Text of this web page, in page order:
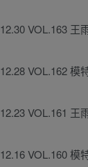
VOL.163 王
VOL.162 模
VOL.161 王
VOL.160 模